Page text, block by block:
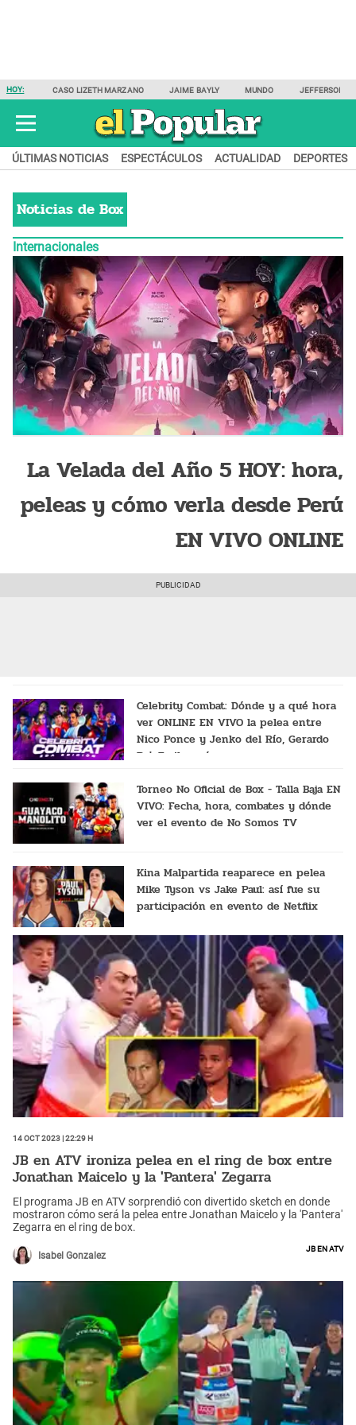
HOY: CASO LIZETH MARZANO JAIME BAYLY MUNDO JEFFERSON
ÚLTIMAS NOTICIAS ESPECTÁCULOS ACTUALIDAD DEPORTES
Noticias de Box
Internacionales
La Velada del Año 5 HOY: hora,
peleas y cómo verla desde Perú
EN VIVO ONLINE
Celebrity Combat: Dónde y a qué hora
ver ONLINE EN VIVO la pelea entre
Nico Ponce y Jenko del Río, Gerardo
Pe', Emil y más
Torneo No Oficial de Box - Talla Baja EN
VIVO: Fecha, hora, combates y dónde
ver el evento de No Somos TV
Kina Malpartida reaparece en pelea
Mike Tyson vs Jake Paul: así fue su
participación en evento de Netflix
14 Oct 2023 | 22:29 h
JB en ATV ironiza pelea en el ring de box entre
Jonathan Maicelo y la 'Pantera' Zegarra
El programa JB en ATV sorprendió con divertido sketch en donde
mostraron cómo será la pelea entre Jonathan Maicelo y la 'Pantera'
Zegarra en el ring de box.
Isabel Gonzalez
JB en ATV